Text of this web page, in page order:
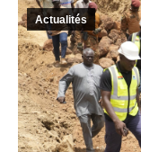
Actualités